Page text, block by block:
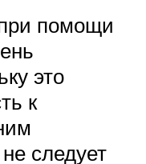
помощи
это
к
следует